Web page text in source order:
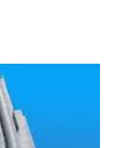
dostępem